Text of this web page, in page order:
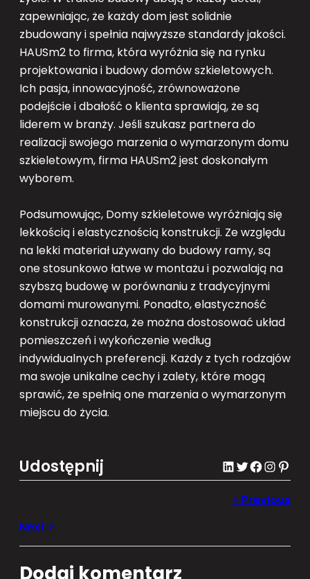
zapewniając, że każdy dom jest solidnie
zbudowany i spełnia najwyższe standardy jakości.
HAUSm2 to firma, która wyróżnia się na rynku
projektowania i budowy domów szkieletowych.
Ich pasja, innowacyjność, zrównoważone
podejście i dbałość o klienta sprawiają, że są
liderem w branży. Jeśli szukasz partnera do
realizacji swojego marzenia o wymarzonym domu
szkieletowym, firma HAUSm2 jest doskonałym
wyborem.
Podsumowując, Domy szkieletowe wyróżniają się
lekkością i elastycznością konstrukcji. Ze względu
na lekki materiał używany do budowy ramy, są
one stosunkowo łatwe w montażu i pozwalają na
szybszą budowę w porównaniu z tradycyjnymi
domami murowanymi. Ponadto, elastyczność
konstrukcji oznacza, że ​​można dostosować układ
pomieszczeń i wykończenie według
indywidualnych preferencji. Każdy z tych rodzajów
ma swoje unikalne cechy i zalety, które mogą
sprawić, że spełnią one marzenia o wymarzonym
miejscu do życia.
Udostępnij LinkedIn Twitter Facebook Instagram Pinterest
Dodaj komentarz